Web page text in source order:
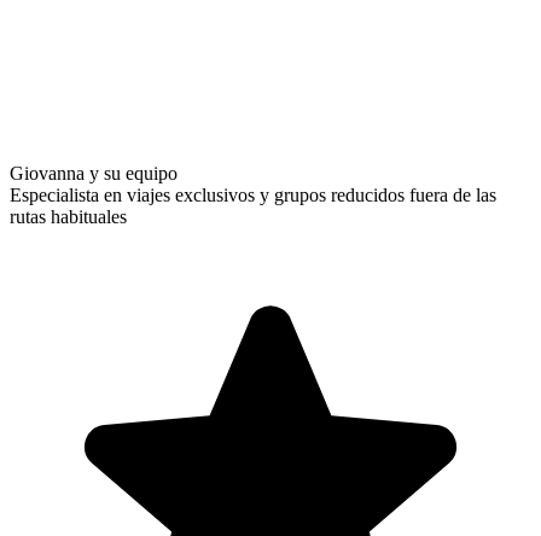
Giovanna y su equipo
Especialista en viajes exclusivos y grupos reducidos fuera de las
rutas habituales